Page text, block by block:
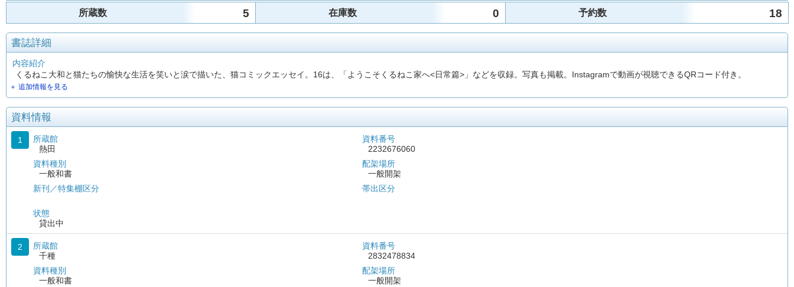
所蔵数 5 在庫数 0 予約数 18
書誌詳細
内容紹介
くるねこ大和と猫たちの愉快な生活を笑いと涙で描いた、猫コミックエッセイ。16は、「ようこそくるねこ家へ<日常篇>」などを収録。写真も掲載。Instagramで動画が視聴できるQRコード付き。
＋ 追加情報を見る
資料情報
1
所蔵館
熱田
資料種別
一般和書
新刊／特集棚区分
状態
貸出中
資料番号
2232676060
配架場所
一般開架
帯出区分
2
所蔵館
千種
資料種別
一般和書
資料番号
2832478834
配架場所
一般開架